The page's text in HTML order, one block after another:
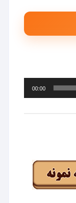
00:00